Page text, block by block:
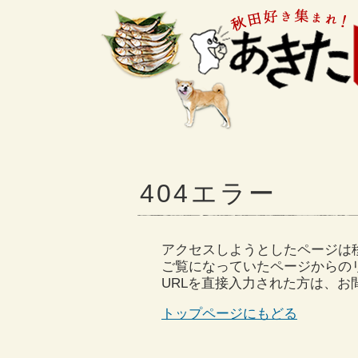
404エラー
アクセスしようとしたページ
ご覧になっていたページから
URLを直接入力された方は、
トップページにもどる